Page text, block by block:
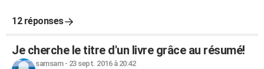
12 réponses
Je cherche le titre d'un livre grâce au résumé!
samsam- 23 sept. 2016 à 20:42